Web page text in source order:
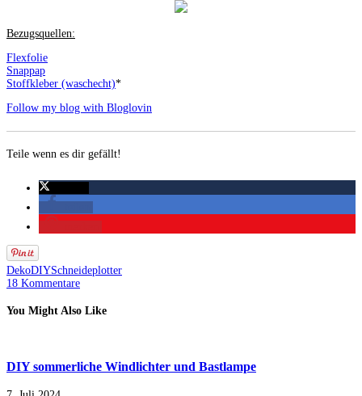
Bezugsquellen:
Flexfolie
Snappap
Stoffkleber (waschecht)*
Follow my blog with Bloglovin
Teile wenn es dir gefällt!
DekoDIYSchneideplotter
18 Kommentare
You Might Also Like
DIY sommerliche Windlichter und Bastlampe